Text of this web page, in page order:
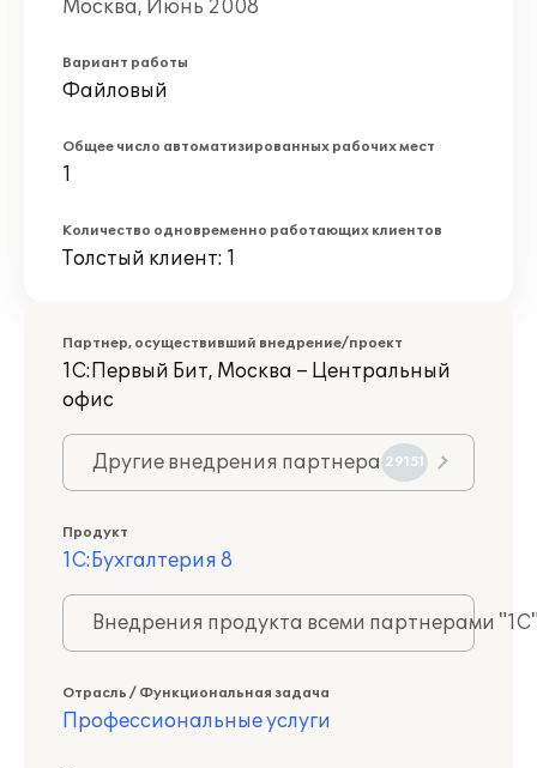
Москва, Июнь 2008
Вариант работы
Файловый
Общее число автоматизированных рабочих мест
1
Количество одновременно работающих клиентов
Толстый клиент: 1
Партнер, осуществивший внедрение/проект
1С:Первый Бит, Москва – Центральный
офис
Другие внедрения партнера 29151
Продукт
1С:Бухгалтерия 8
Внедрения продукта всеми партнерами
Отрасль / Функциональная задача
Профессиональные услуги